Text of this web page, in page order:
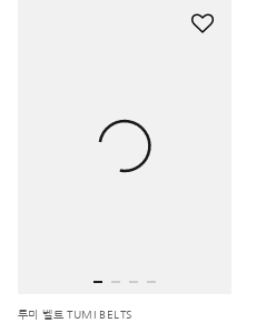
투미 벨트 TUMI BELTS